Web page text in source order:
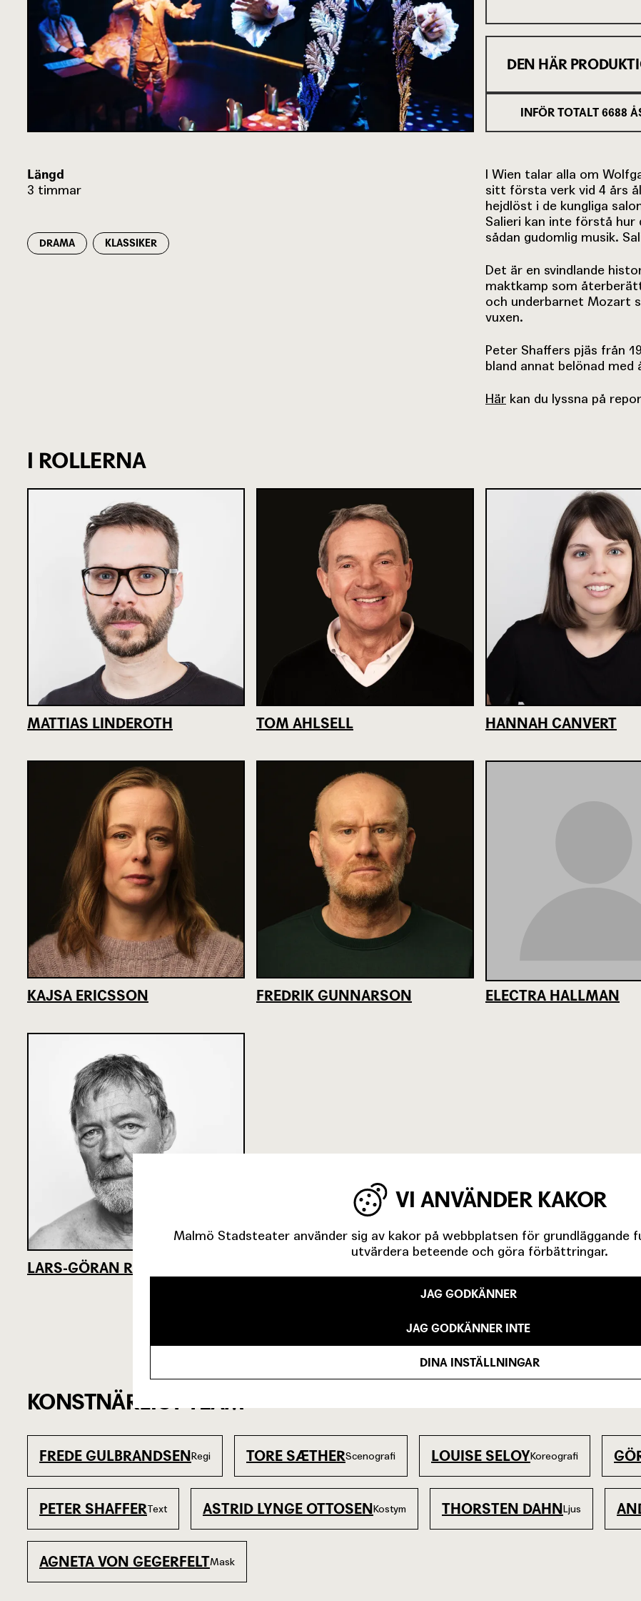
DEN HÄR
INFÖR TOTALT 6688
Längd
3 timmar
DRAMA KLASSIKER
I Wien talar alla om
sitt första verk vid 4 års
hejdlöst i de kungliga
Salieri kan inte förstå hur
sådan gudomlig musik.
Det är en svindlande
maktkamp som
och underbarnet Mozart
vuxen.
Peter Shaffers pjäs från
bland annat belönad
Här kan du lyssna på
I ROLLERNA
MATTIAS LINDEROTH TOM AHLSELL HANNAH CANVERT
KAJSA ERICSSON FREDRIK GUNNARSON ELECTRA HALLMAN
LARS-GÖRAN RAGNARSSON
KONSTNÄRLIGT TEAM
FREDE GULBRANDSENRegi TORE SÆTHERScenografi LOUISE SELOYKoreografi
PETER SHAFFERText ASTRID LYNGE OTTOSENKostym THORSTEN DAHNLjus
AGNETA VON GEGERFELTMask
VI ANVÄNDER KAKOR
Malmö Stadsteater använder sig av kakor på webbplatsen för
utvärdera beteende och göra förbättringar.
JAG GODKÄNNER
JAG GODKÄNNER INTE
DINA INSTÄLLNINGAR